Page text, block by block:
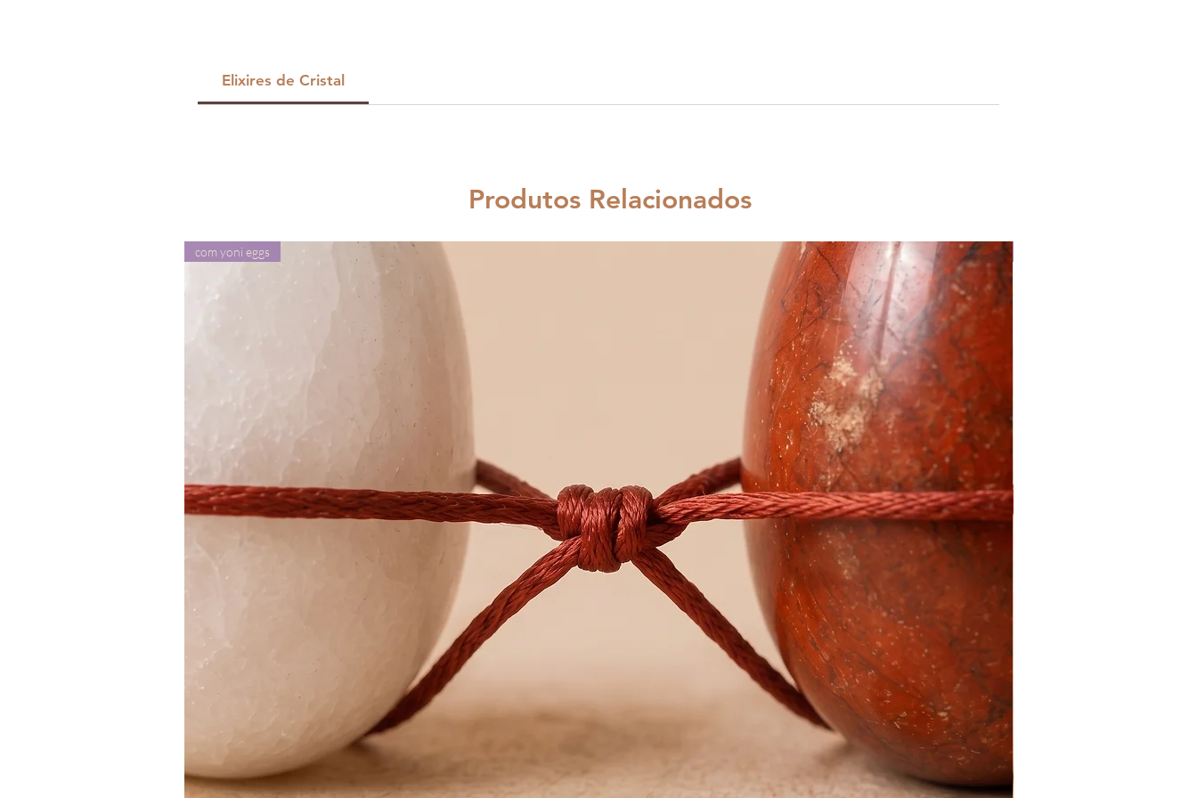
a 12 jatos por dia.
estimulam a integração, excelente medicina
circadianos estão desintegrados, uma
medicina de união do feminino e masculino.
É o elixir do fechamento do tratamento,
quando todas as etapas do processo
foram percorridas. Excelente medicina para
trabalhar a reconexão com o espirito.
Relaciona-se com a operação
alquímica Quintaessência.
Elixires de Cristal
Produtos Relacionados
com yoni eggs